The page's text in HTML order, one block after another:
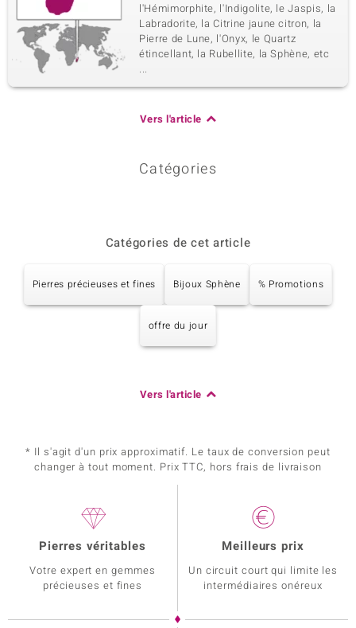
l'Hémimorphite, l'Indigolite, le Jaspis, la
Labradorite, la Citrine jaune citron, la
Pierre de Lune, l'Onyx, le Quartz
étincellant, la Rubellite, la Sphène, etc
...
Vers l'article
Catégories
Catégories de cet article
Pierres précieuses et fines Bijoux Sphène % Promotions
offre du jour
Vers l'article
* Il s'agit d'un prix approximatif. Le taux de conversion peut
changer à tout moment. Prix TTC, hors frais de livraison
Pierres véritables
Votre expert en gemmes
précieuses et fines
Meilleurs prix
Un circuit court qui limite les
intermédiaires onéreux